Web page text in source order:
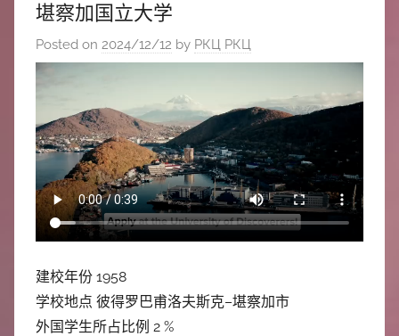
罗
斯
文
化
中
心
堪察加国立大学
Posted on 2024/12/12 by РКЦ РКЦ
建校年份 1958
学校地点 彼得罗巴甫洛夫斯克–堪察加市
外国学生所占比例 2 %